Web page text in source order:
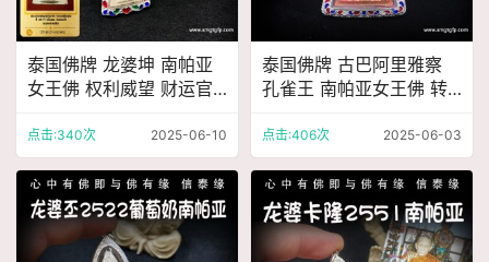
泰国佛牌 龙婆坤 南帕亚
女王佛 权利威望 财运官
运事业 避险挡灾
点击:340次 2025-06-10
泰国佛牌 古巴阿里雅察
孔雀王 南帕亚女王佛 转
势 权利威望
点击:406次 2025-06-03